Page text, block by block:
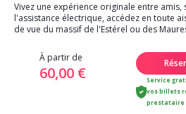
Vivez une expérience originale entre amis,
l'assistance électrique, accédez en toute
de vue du massif de l'Estérel ou des
À partir de
60,00 €
Service
vos billets
prestataire